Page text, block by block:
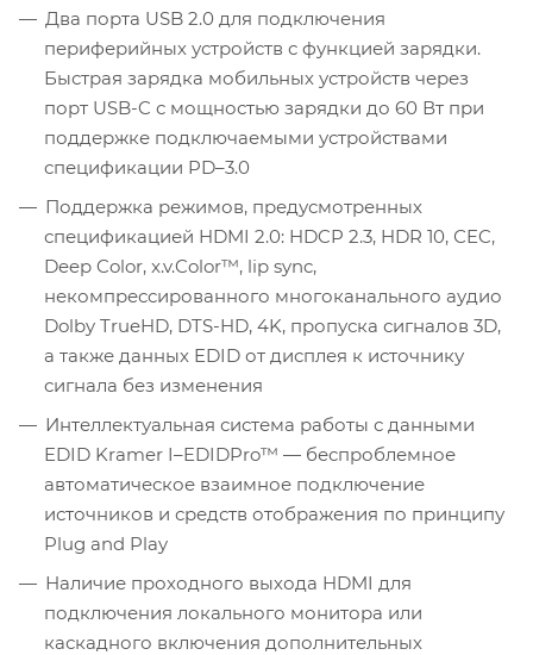
Два порта USB 2.0 для подключения
периферийных устройств с функцией зарядки.
Быстрая зарядка мобильных устройств через
порт USB-C с мощностью зарядки до 60 Вт при
поддержке подключаемыми устройствами
спецификации PD–3.0
Поддержка режимов, предусмотренных
спецификацией HDMI 2.0: HDCP 2.3, HDR 10, СEC,
Deep Color, x.v.Color™, lip sync,
некомпрессированного многоканального аудио
Dolby TrueHD, DTS-HD, 4K, пропуска сигналов 3D,
а также данных EDID от дисплея к источнику
сигнала без изменения
Интеллектуальная система работы с данными
EDID Kramer I–EDIDPro™ — беспроблемное
автоматическое взаимное подключение
источников и средств отображения по принципу
Plug and Play
Наличие проходного выхода HDMI для
подключения локального монитора или
каскадного включения дополнительных